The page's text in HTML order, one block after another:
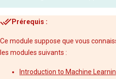
Prérequis :
Ce module suppose que vous
les modules suivants :
Introduction to Machine